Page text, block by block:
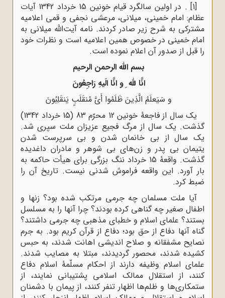
[1]
. در اولین سالگرد قیام خونین 15 خرداد 1342 آیات
عظام: امام خمینی، میلانی، مرعشی نجفی و قمی اعلامیه
مشترکی به شرح زیر صادر کردند. نامه آیت‌الله میلانی به
امام خمینی در خصوص همین اعلامیه است و نظرات خود
را قبل از صدور آن اعلام نموده است.
بسم الله الرحمن الرحیم‌
‌‌انَّا لله ِ و انَّا الَیهِ رَاجِعُونَ‌
‌‌و سَیَعلَمُ الَّذِینَ ظَلَمُوا أَیَّ مُنقَلَبٍ یَنقَلِبُونَ‌
‌‌‌‌یک سال از فاجعۀ خونین 12 محرّم 83 (15 خرداد 1342)
گذشت. یک سال از مرگ‌ ‌فجیع عزیزان ملت سپری شد.
یک سال از بی خانمان شدن و بی سرپرست شدن
یتیمان‌ ‌بی پدر و زن‌های بی شوهر و مادران داغدیده
گذشت. واقعۀ 15 خرداد ننگ بزرگی برای‌
‌هیأت حاکمه به
بار آورد. این واقعه فراموش شدنی نیست. تاریخ آن را
ضبط کرد.
آیا‌ ‌ملت مسلمان چه جرمی مرتکب شده بود؟ زنها و
اطفال صغیر چه گناهی کرده بودند؟‌ ‌چرا آنها را به مسلسل
بستند؟ علمای اسلام و خطبای مذهبی چه جرمی داشتند؟
گناه آنها‌ ‌دفاع از حق بود؛ دفاع از قرآن کریم بود. به جرم
نصایح مشفقانه و صلاح اندیشی اهانت‌ ‌شدند، به حبس
کشیده شدند، محصور گردیدند، مبتلا به مصایب شدند.‌
علمای اسلام وظیفه دارند از احکام مسلّمۀ اسلام دفاع
کنند، از استقلال ممالک‌ ‌اسلامی پشتیبانی نمایند، از
ستمکاری‌ها و ظلم‌ها اظهار تنفر کنند، از پیمان با دشمنان